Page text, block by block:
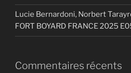
Lucie Bernardoni, Norbert
FORT BOYARD FRANCE 2025
Commentaires récents